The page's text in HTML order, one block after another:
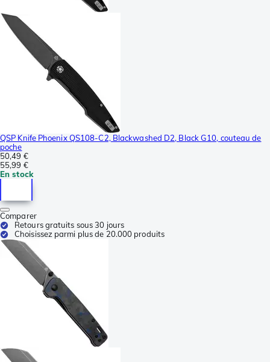
QSP Knife Phoenix QS108-C2, Blackwashed D2, Black G10, couteau de
poche
50,49 €
55,99 €
En stock
Comparer
Retours gratuits sous 30 jours
Choisissez parmi plus de 20.000 produits